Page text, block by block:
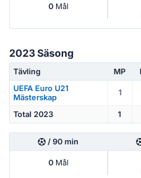
0Mål
2023 Säsong
Tävling MP
UEFA Euro U21
Mästerskap
1
Total 2023 1
/ 90 min
0Mål